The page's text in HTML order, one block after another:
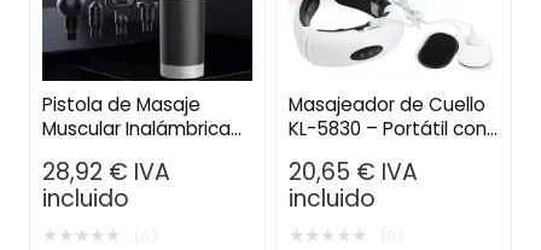
Pistola de Masaje
Muscular Inalámbrica
Alivio de Dolor y
Relajación en
Cualquier Lugar
28,92 € IVA
incluido
★★★★★
Masajeador de Cuello
KL-5830 – Portátil con
Cuidado Cervical
20,65 € IVA
incluido
★★★★★